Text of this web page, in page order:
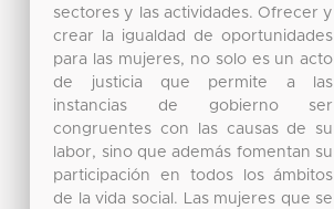
sectores y las actividades. Ofrecer y
crear la igualdad de oportunidades
para las mujeres, no solo es un acto
de justicia que permite a las
instancias de gobierno ser
congruentes con las causas de su
labor, sino que además fomentan su
participación en todos los ámbitos
de la vida social. Las mujeres que se